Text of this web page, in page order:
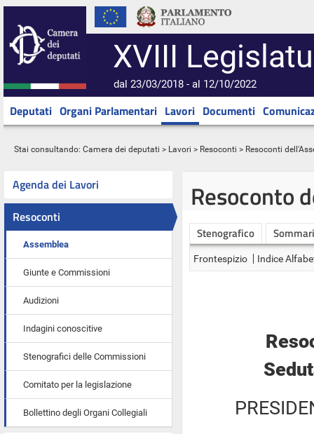
XVIII
dal 23/03/2018 - al 12/10/2022
Deputati Organi Parlamentari Lavori Documenti
Stai consultando: Camera dei deputati > Lavori > Resoconti > Resoconti
Agenda dei Lavori
Resoconti
Assemblea
Giunte e Commissioni
Audizioni
Indagini conoscitive
Stenografici delle Commissioni
Comitato per la legislazione
Bollettino degli Organi Collegiali
Resoconto
Stenografico
Frontespizio Indice